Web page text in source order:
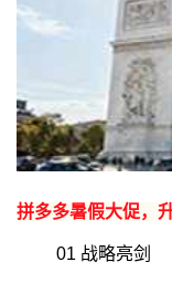
拼多多暑假大促，
01 战略亮剑